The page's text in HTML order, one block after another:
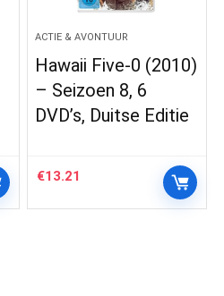
ACTIE & AVONTUUR
Hawaii Five-0 (2010)
– Seizoen 8, 6
DVD’s, Duitse Editie
€13.21